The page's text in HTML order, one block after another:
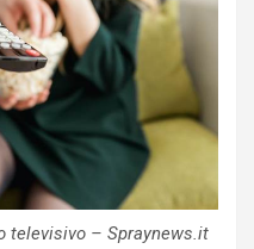
televisivo – Spraynews.it